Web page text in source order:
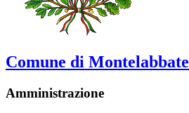
Comune di Montelabbate
Amministrazione